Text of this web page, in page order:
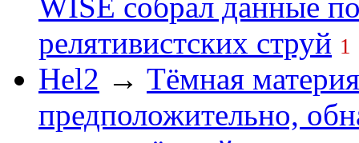
релятивистских струй 1
Hel2 → Тёмная материя
предположительно,